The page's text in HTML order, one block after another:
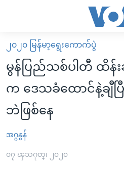
လွယ်ကူ
စေ
များ
ပင်မ
မူလစာမျက်နှာ
မြန်မာ
ကမ္ဘာ့သတင်းများ
နိုင်ငံတကာ
အစ္စရေး-ပါလက်စတိုင်း
ဗွီဒီယို
အင်္ဂလိပ်စာလေ့လာမယ်
၂၀၂၀ မြန်မာ့ရွေးကောက်ပွဲ
မွန်ပြည်သစ်ပါတီ ထိန်း
က ဒေသခံထောင်နဲ့ချီပြီ
ဘဲဖြစ်နေ
အဂ္ဂနွန်
၀၇ ၾသဂုတ္၊ ၂၀၂၀